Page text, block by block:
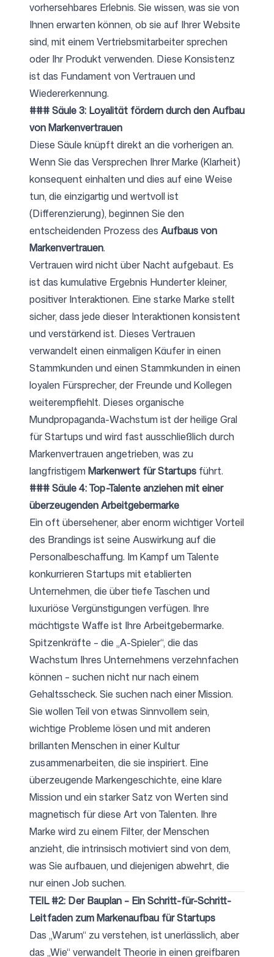
vorhersehbares Erlebnis. Sie wissen, was sie von
Ihnen erwarten können, ob sie auf Ihrer Website
sind, mit einem Vertriebsmitarbeiter sprechen
oder Ihr Produkt verwenden. Diese Konsistenz
ist das Fundament von Vertrauen und
Wiedererkennung.
### Säule 3: Loyalität fördern durch den Aufbau
von Markenvertrauen
Diese Säule knüpft direkt an die vorherigen an.
Wenn Sie das Versprechen Ihrer Marke (Klarheit)
konsequent einhalten und dies auf eine Weise
tun, die einzigartig und wertvoll ist
(Differenzierung), beginnen Sie den
entscheidenden Prozess des Aufbaus von
Markenvertrauen.
Vertrauen wird nicht über Nacht aufgebaut. Es
ist das kumulative Ergebnis Hunderter kleiner,
positiver Interaktionen. Eine starke Marke stellt
sicher, dass jede dieser Interaktionen konsistent
und verstärkend ist. Dieses Vertrauen
verwandelt einen einmaligen Käufer in einen
Stammkunden und einen Stammkunden in einen
loyalen Fürsprecher, der Freunde und Kollegen
weiterempfiehlt. Dieses organische
Mundpropaganda-Wachstum ist der heilige Gral
für Startups und wird fast ausschließlich durch
Markenvertrauen angetrieben, was zu
langfristigemMarkenwert für Startups führt.
### Säule 4: Top-Talente anziehen mit einer
überzeugenden Arbeitgebermarke
Ein oft übersehener, aber enorm wichtiger Vorteil
des Brandings ist seine Auswirkung auf die
Personalbeschaffung. Im Kampf um Talente
konkurrieren Startups mit etablierten
Unternehmen, die über tiefe Taschen und
luxuriöse Vergünstigungen verfügen. Ihre
mächtigste Waffe ist Ihre Arbeitgebermarke.
Spitzenkräfte – die „A-Spieler“, die das
Wachstum Ihres Unternehmens verzehnfachen
können – suchen nicht nur nach einem
Gehaltsscheck. Sie suchen nach einer Mission.
Sie wollen Teil von etwas Sinnvollem sein,
wichtige Probleme lösen und mit anderen
brillanten Menschen in einer Kultur
zusammenarbeiten, die sie inspiriert. Eine
überzeugende Markengeschichte, eine klare
Mission und ein starker Satz von Werten sind
magnetisch für diese Art von Talenten. Ihre
Marke wird zu einem Filter, der Menschen
anzieht, die intrinsisch motiviert sind von dem,
was Sie aufbauen, und diejenigen abwehrt, die
nur einen Job suchen.
TEIL #2: Der Bauplan – Ein Schritt-für-Schritt-
Leitfaden zum Markenaufbau für Startups
Das „Warum“ zu verstehen, ist unerlässlich, aber
das „Wie“ verwandelt Theorie in einen greifbaren